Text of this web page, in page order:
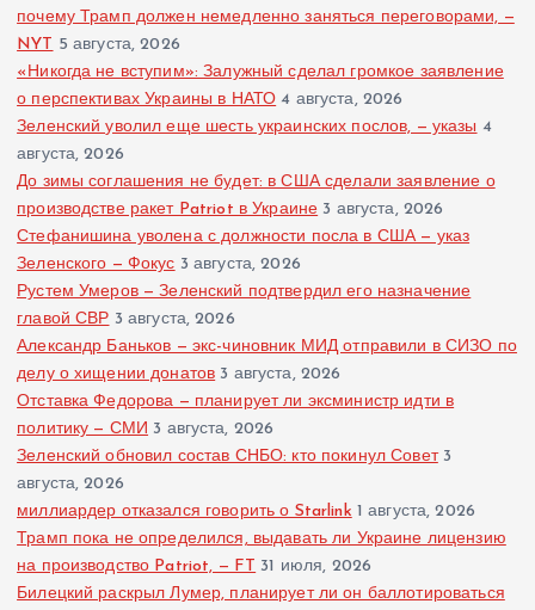
почему Трамп должен немедленно заняться переговорами, —
NYT 5 августа, 2026
«Никогда не вступим»: Залужный сделал громкое заявление
о перспективах Украины в НАТО 4 августа, 2026
Зеленский уволил еще шесть украинских послов, — указы 4
августа, 2026
До зимы соглашения не будет: в США сделали заявление о
производстве ракет Patriot в Украине 3 августа, 2026
Стефанишина уволена с должности посла в США — указ
Зеленского — Фокус 3 августа, 2026
Рустем Умеров — Зеленский подтвердил его назначение
главой СВР 3 августа, 2026
Александр Баньков — экс-чиновник МИД отправили в СИЗО по
делу о хищении донатов 3 августа, 2026
Отставка Федорова — планирует ли эксминистр идти в
политику — СМИ 3 августа, 2026
Зеленский обновил состав СНБО: кто покинул Совет 3
августа, 2026
миллиардер отказался говорить о Starlink 1 августа, 2026
Трамп пока не определился, выдавать ли Украине лицензию
на производство Patriot, — FT 31 июля, 2026
Билецкий раскрыл Лумер, планирует ли он баллотироваться